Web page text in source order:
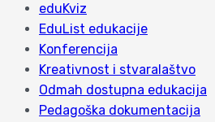
eduKviz
EduList edukacije
Konferencija
Kreativnost i stvaralaštvo
Odmah dostupna edukacija
Pedagoška dokumentacija